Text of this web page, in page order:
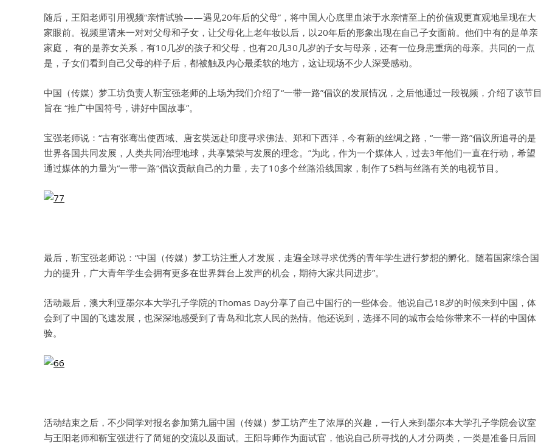
忘记密码?
没帐号？ 注册一个
随后，王阳老师引用视频“亲情试验——遇见20年后的父母”，将中国人心底里血浓于水亲情至上的价值观更直观地呈现在大
家眼前。视频里请来一对对父母和子女，让父母化上老年妆以后，以20年后的形象出现在自己子女面前。他们中有的是单亲
家庭， 有的是养女关系，有10几岁的孩子和父母，也有20几30几岁的子女与母亲，还有一位身患重病的母亲。共同的一点
是，子女们看到自己父母的样子后，都被触及内心最柔软的地方，这让现场不少人深受感动。
中国（传媒）梦工坊负责人靳宝强老师的上场为我们介绍了“一带一路”倡议的发展情况，之后他通过一段视频，介绍了该节目
旨在 “推广中国符号，讲好中国故事”。
宝强老师说：“古有张骞出使西域、唐玄奘远赴印度寻求佛法、郑和下西洋，今有新的丝绸之路，“一带一路”倡议所追寻的是
世界各国共同发展，人类共同治理地球，共享繁荣与发展的理念。”为此，作为一个媒体人，过去3年他们一直在行动，希望
通过媒体的力量为“一带一路”倡议贡献自己的力量，去了10多个丝路沿线国家，制作了5档与丝路有关的电视节目。
最后，靳宝强老师说：“中国（传媒）梦工坊注重人才发展，走遍全球寻求优秀的青年学生进行梦想的孵化。随着国家综合国
力的提升，广大青年学生会拥有更多在世界舞台上发声的机会，期待大家共同进步”。
活动最后，澳大利亚墨尔本大学孔子学院的Thomas Day分享了自己中国行的一些体会。他说自己18岁的时候来到中国，体
会到了中国的飞速发展，也深深地感受到了青岛和北京人民的热情。他还说到，选择不同的城市会给你带来不一样的中国体
验。
活动结束之后，不少同学对报名参加第九届中国（传媒）梦工坊产生了浓厚的兴趣，一行人来到墨尔本大学孔子学院会议室
与王阳老师和靳宝强进行了简短的交流以及面试。王阳导师作为面试官，他说自己所寻找的人才分两类，一类是准备日后回